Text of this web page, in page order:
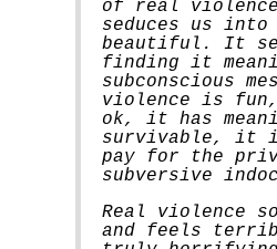
of real
seduces us
beautiful. It
finding it
subconscious
violence is
ok, it has
survivable, it
pay for the
subversive
Real violence
and feels